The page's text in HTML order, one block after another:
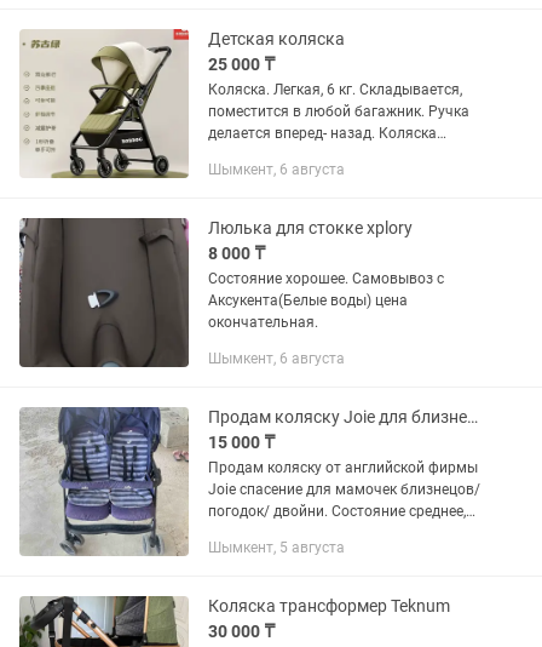
Детская коляска
25 000 ₸
Коляска. Легкая, 6 кг. Складывается,
поместится в любой багажник. Ручка
делается вперед- назад. Коляска
не сидел, состояние хорошее.
Шымкент, 6 августа
Люлька для стокке xplory
8 000 ₸
Состояние хорошее. Самовывоз с
Аксукента(Белые воды) цена
окончательная.
Шымкент, 6 августа
Продам коляску Joie для близнецов/двойни/ погодок
15 000 ₸
Продам коляску от английской фирмы
Joie спасение для мамочек близнецов/
погодок/ двойни. Состояние среднее,
состоянии, снизу большой багажник
Шымкент, 5 августа
Коляска трансформер Teknum
30 000 ₸